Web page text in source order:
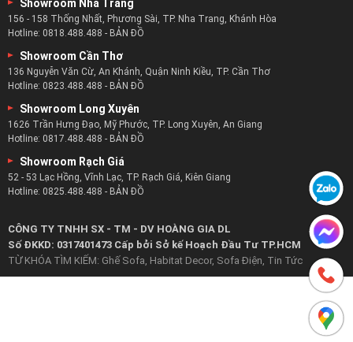
415 Lê Hồng Phong, Phường Phú Hòa, Thủ Dầu Một, Bình Dương
Hotline:0921.488.488-BẢN ĐỒ
217 Trần Hưng Đạo, Phú Thủy, TP. Phan Thiết, Bình Thuận
Hotline:0829.488.488- BẢN ĐỒ
156 - 158 Thống Nhất, Phương Sài, TP. Nha Trang, Khánh Hòa
Hotline:0818.488.488 -BẢN ĐỒ
136 Nguyễn Văn Cừ, An Khánh, Quận Ninh Kiều, TP. Cần Thơ
Hotline:0823.488.488-BẢN ĐỒ
Hotline: 0817.488.488-BẢN ĐỒ
Showroom Rạch Giá